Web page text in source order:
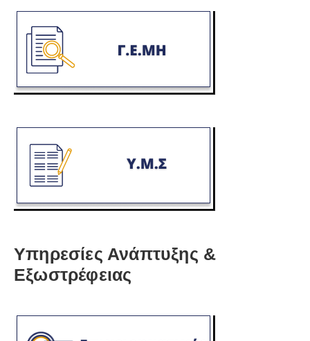
Υπηρεσίες Ανάπτυξης &
Εξωστρέφειας